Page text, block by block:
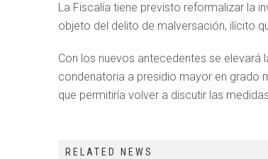
La Fiscalía tiene previsto reformalizar la
objeto del delito de malversación, ilícito
Con los nuevos antecedentes se elevará
condenatoria a presidio mayor en grado
que permitiría volver a discutir las
RELATED NEWS